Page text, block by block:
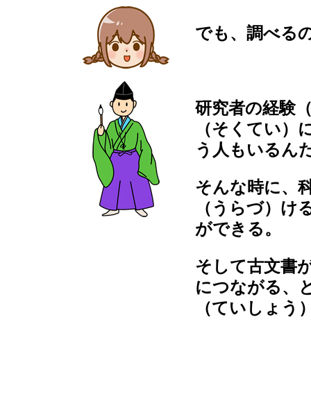
でも、調べる
研究者の経験
（そくてい）
う人もいるん
そんな時に、
（うらづ）
ができる。
そして古文書
につながる、
（ていしょう